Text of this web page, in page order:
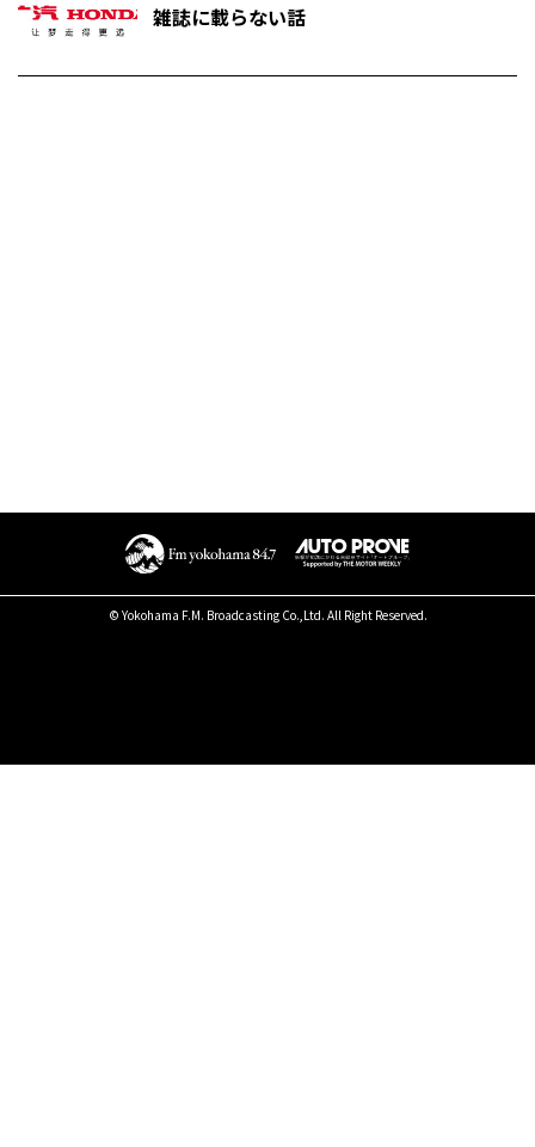
雑誌に載らない話
© Yokohama F.M. Broadcasting Co.,Ltd. All Right Reserved.